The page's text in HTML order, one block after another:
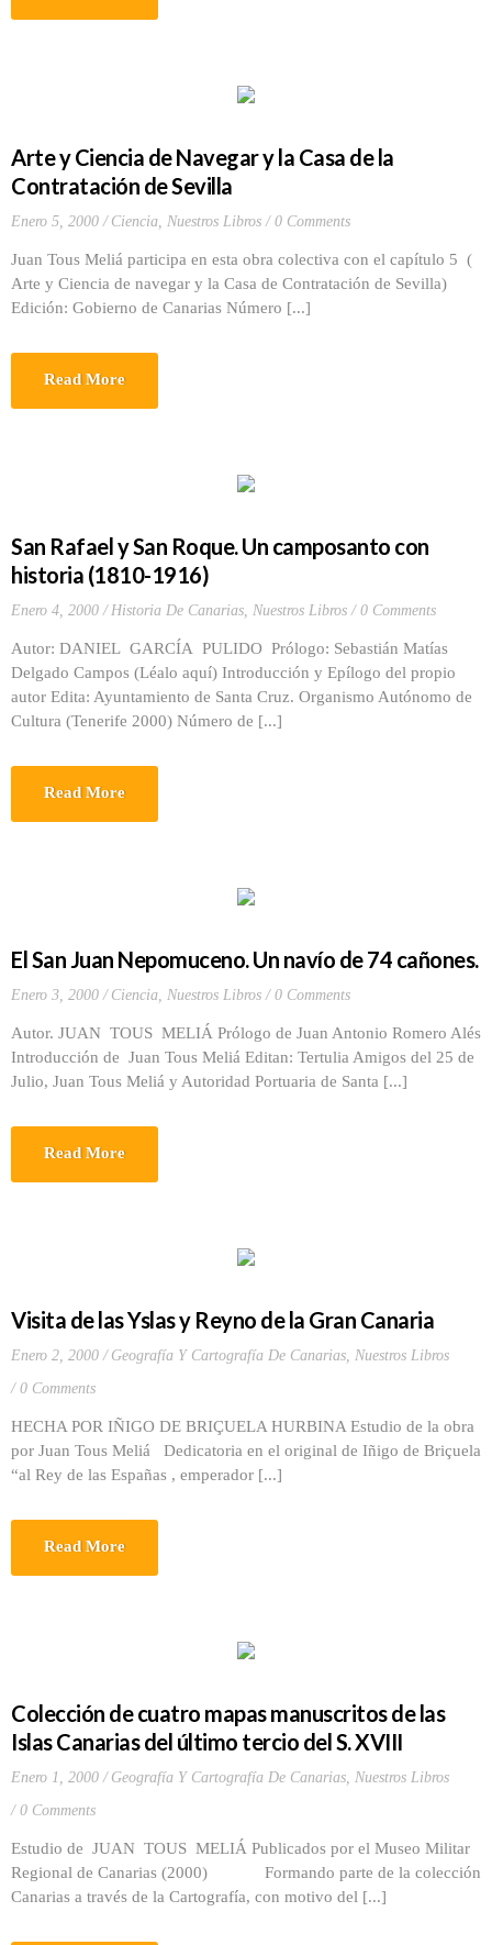
Arte y Ciencia de Navegar y la Casa de la
Contratación de Sevilla
Enero 5, 2000 Ciencia, Nuestros Libros 0 Comments
Juan Tous Meliá participa en esta obra colectiva con el capítulo 5 (
Arte y Ciencia de navegar y la Casa de Contratación de Sevilla)
Edición: Gobierno de Canarias Número [...]
Read More
San Rafael y San Roque. Un camposanto con
historia (1810-1916)
Enero 4, 2000 Historia De Canarias, Nuestros Libros 0 Comments
Autor: DANIEL GARCÍA PULIDO Prólogo: Sebastián Matías
Delgado Campos (Léalo aquí) Introducción y Epílogo del propio
autor Edita: Ayuntamiento de Santa Cruz. Organismo Autónomo de
Cultura (Tenerife 2000) Número de [...]
Read More
El San Juan Nepomuceno. Un navío de 74 cañones.
Enero 3, 2000 Ciencia, Nuestros Libros 0 Comments
Autor. JUAN TOUS MELIÁ Prólogo de Juan Antonio Romero Alés
Introducción de Juan Tous Meliá Editan: Tertulia Amigos del 25 de
Julio, Juan Tous Meliá y Autoridad Portuaria de Santa [...]
Read More
Visita de las Yslas y Reyno de la Gran Canaria
Enero 2, 2000 Geografía Y Cartografía De Canarias, Nuestros Libros
0 Comments
HECHA POR IÑIGO DE BRIÇUELA HURBINA Estudio de la obra
por Juan Tous Meliá Dedicatoria en el original de Iñigo de Briçuela
“al Rey de las Españas , emperador [...]
Read More
Colección de cuatro mapas manuscritos de las
Islas Canarias del último tercio del S. XVIII
Enero 1, 2000 Geografía Y Cartografía De Canarias, Nuestros Libros
0 Comments
Estudio de JUAN TOUS MELIÁ Publicados por el Museo Militar
Regional de Canarias (2000) Formando parte de la colección
Canarias a través de la Cartografía, con motivo del [...]